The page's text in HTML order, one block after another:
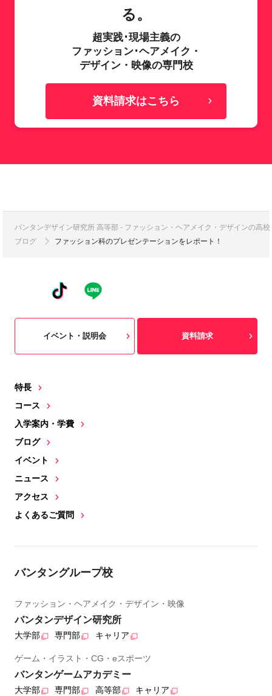
る。
超実践･現場主義の
ファッション･ヘアメイク・
デザイン・映像の専門校
資料請求はこちら
バンタンデザイン研究所 高等部 - ファッション・ヘアメイク・デザインの高
ブログ
ファッション科のプレゼンテーションをレポート！
特長
コース
入学案内・学費
ブログ
イベント
ニュース
アクセス
よくあるご質問
イベント・説明会 資料請求
バンタングループ校
ファッション・ヘアメイク・デザイン・映像
バンタンデザイン研究所
大学部 専門部 キャリア
ゲーム・イラスト・CG・eスポーツ
バンタンゲームアカデミー
大学部 専門部 高等部 キャリア